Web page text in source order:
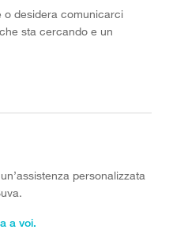
o desidera comunicarci
sta cercando e un
personalizzata
a voi.